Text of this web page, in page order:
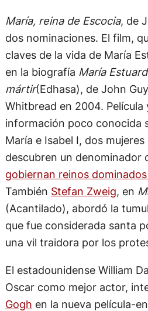
María, reina de Escocia, de
dos nominaciones. El film,
claves de la vida de María
en la biografía María
mártir(Edhasa), de John
Whitbread en 2004.
información poco conocida
María e Isabel I, dos
descubren un denominador
gobiernan reinos
También Stefan Zweig, en
(Acantilado), abordó la
que fue considerada santa
una vil traidora por los
El estadounidense William
Oscar como mejor actor,
Gogh en la nueva película-